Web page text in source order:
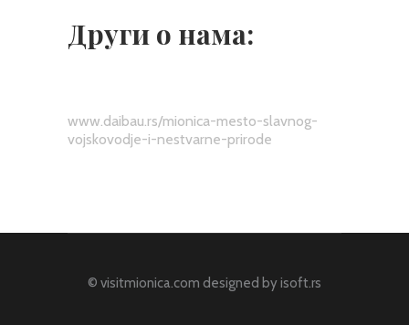
Други о нама:
www.daibau.rs/mionica-mesto-slavnog-
vojskovodje-i-nestvarne-prirode
© visitmionica.com designed byisoft.rs